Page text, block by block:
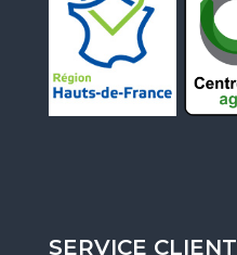
SERVICE CLIENT